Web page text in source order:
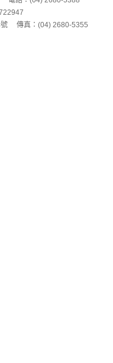
號 傳真：(04) 2680-5355